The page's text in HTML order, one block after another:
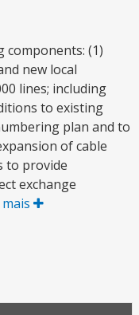
components: (1)
new local
lines; including
to existing
plan and to
of cable
to provide
exchange